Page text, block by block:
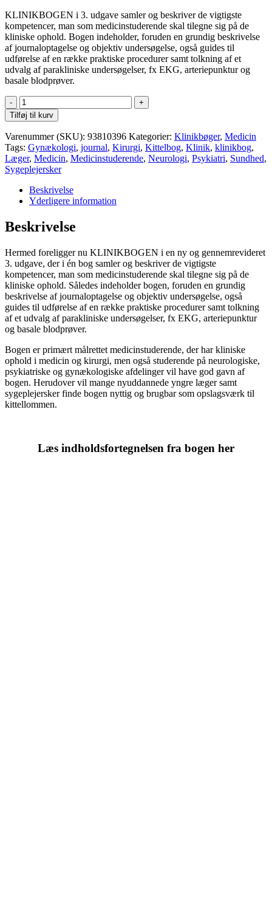
KLINIKBOGEN i 3. udgave samler og beskriver de vigtigste
kompetencer, man som medicinstuderende skal tilegne sig på de
kliniske ophold. Bogen indeholder, foruden en grundig beskrivelse
af journaloptagelse og objektiv undersøgelse, også guides til
udførelse af en række praktiske procedurer samt tolkning af et
udvalg af parakliniske undersøgelser, fx EKG, arteriepunktur og
basale blodprøver.
Klinikbogen,
3.
udgave
antal
Tilføj til kurv
Varenummer (SKU): 93810396 Kategorier: Klinikbøger, Medicin
Tags: Gynækologi, journal, Kirurgi, Kittelbog, Klinik, klinikbog,
Læger, Medicin, Medicinstuderende, Neurologi, Psykiatri, Sundhed,
Sygeplejersker
Beskrivelse
Yderligere information
Beskrivelse
Hermed foreligger nu KLINIKBOGEN i en ny og gennemrevideret
3. udgave, der i én bog samler og beskriver de vigtigste
kompetencer, man som medicinstuderende skal tilegne sig på de
kliniske ophold. Således indeholder bogen, foruden en grundig
beskrivelse af journaloptagelse og objektiv undersøgelse, også
guides til udførelse af en række praktiske procedurer samt tolkning
af et udvalg af parakliniske undersøgelser, fx EKG, arteriepunktur
og basale blodprøver.
Bogen er primært målrettet medicinstuderende, der har kliniske
ophold i medicin og kirurgi, men også studerende på neurologiske,
psykiatriske og gynækologiske afdelinger vil have god gavn af
bogen. Herudover vil mange nyuddannede yngre læger samt
sygeplejersker finde bogen nyttig og brugbar som opslagsværk til
kittellommen.
Læs indholdsfortegnelsen fra bogen her